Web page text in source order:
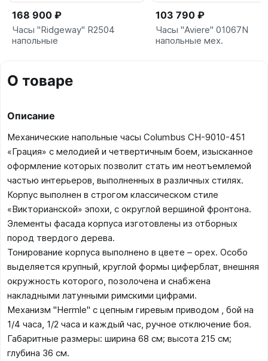
168 900 ₽
Часы "Ridgeway" R2504
напольные
103 790 ₽
Часы "Aviere" 01067N
напольные мех.
О товаре
Описание
Механические напольные часы Columbus CH-9010-451
«Грация» с мелодией и четвертичным боем, изысканное
оформление которых позволит стать им неотъемлемой
частью интерьеров, выполненных в различных стилях.
Корпус выполнен в строгом классическом стиле
«Викторианской» эпохи, с округлой вершиной фронтона.
Элементы фасада корпуса изготовлены из отборных
пород твердого дерева.
Тонирование корпуса выполнено в цвете – орех. Особо
выделяется крупный, круглой формы циферблат, внешняя
окружность которого, позолочена и снабжена
накладными латунными римскими цифрами.
Механизм "Hermle" с цепным гиревым приводом , бой на
1/4 часа, 1/2 часа и каждый час, ручное отключение боя.
Габаритные размеры: ширина 68 см; высота 215 см;
глубина 36 см.